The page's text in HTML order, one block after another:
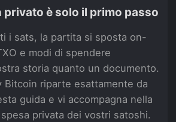
privato è solo il primo passo
i sats, la partita si sposta on-
e modi di spendere
storia quanto un documento.
Bitcoin riparte esattamente da
guida e vi accompagna nella
privata dei vostri satoshi.